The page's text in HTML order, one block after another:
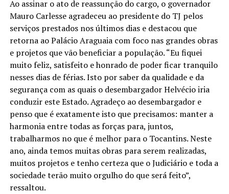
Ao assinar o ato de reassunção do cargo, o governador
Mauro Carlesse agradeceu ao presidente do TJ pelos
serviços prestados nos últimos dias e destacou que
retorna ao Palácio Araguaia com foco nas grandes obras
e projetos que vão beneficiar a população. “Eu fiquei
muito feliz, satisfeito e honrado de poder ficar tranquilo
nesses dias de férias. Isto por saber da qualidade e da
segurança com as quais o desembargador Helvécio iria
conduzir este Estado. Agradeço ao desembargador e
penso que é exatamente isto que precisamos: manter a
harmonia entre todas as forças para, juntos,
trabalharmos no que é melhor para o Tocantins. Neste
ano, ainda temos muitas obras para serem realizadas,
muitos projetos e tenho certeza que o Judiciário e toda a
sociedade terão muito orgulho do que será feito”,
ressaltou.